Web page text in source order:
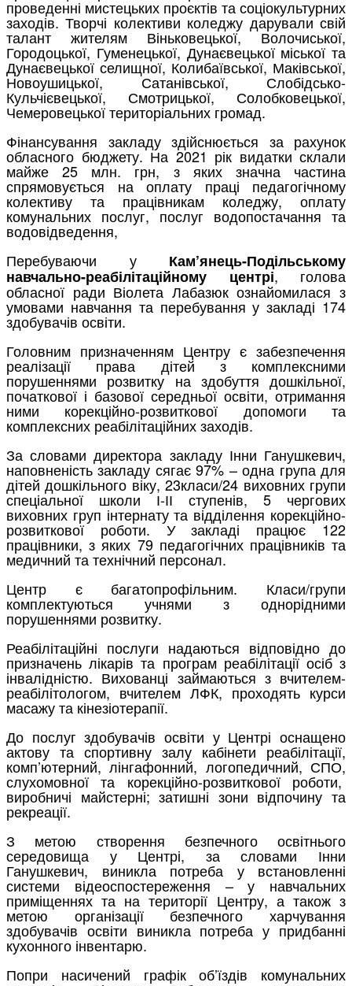
проведенні мистецьких проєктів та соціокультурних
заходів. Творчі колективи коледжу дарували свій
талант жителям Віньковецької, Волочиської,
Городоцької, Гуменецької, Дунаєвецької міської та
Дунаєвецької селищної, Колибаївської, Маківської,
Новоушицької, Сатанівської, Слобідсько-
Кульчієвецької, Смотрицької, Солобковецької,
Чемеровецької територіальних громад.
Фінансування закладу здійснюється за рахунок
обласного бюджету. На 2021 рік видатки склали
майже 25 млн. грн, з яких значна частина
спрямовується на оплату праці педагогічному
колективу та працівникам коледжу, оплату
комунальних послуг, послуг водопостачання та
водовідведення,
Перебуваючи у Кам’янець-Подільському
навчально-реабілітаційному центрі, голова
обласної ради Віолета Лабазюк ознайомилася з
умовами навчання та перебування у закладі 174
здобувачів освіти.
Головним призначенням Центру є забезпечення
реалізації права дітей з комплексними
порушеннями розвитку на здобуття дошкільної,
початкової і базової середньої освіти, отримання
ними корекційно-розвиткової допомоги та
комплексних реабілітаційних заходів.
За словами директора закладу Інни Ганушкевич,
наповненість закладу сягає 97% – одна група для
дітей дошкільного віку, 23класи/24 виховних групи
спеціальної школи І-ІІ ступенів, 5 чергових
виховних груп інтернату та відділення корекційно-
розвиткової роботи. У закладі працює 122
працівники, з яких 79 педагогічних працівників та
медичний та технічний персонал.
Центр є багатопрофільним. Класи/групи
комплектуються учнями з однорідними
порушеннями розвитку.
Реабілітаційні послуги надаються відповідно до
призначень лікарів та програм реабілітації осіб з
інвалідністю. Вихованці займаються з вчителем-
реабілітологом, вчителем ЛФК, проходять курси
масажу та кінезіотерапії.
До послуг здобувачів освіти у Центрі оснащено
актову та спортивну залу кабінети реабілітації,
комп’ютерний, лінгафонний, логопедичний, СПО,
слухомовної та корекційно-розвиткової роботи,
виробничі майстерні; затишні зони відпочину та
рекреації.
З метою створення безпечного освітнього
середовища у Центрі, за словами Інни
Ганушкевич, виникла потреба у встановленні
системи відеоспостереження – у навчальних
приміщеннях та на території Центру, а також з
метою організації безпечного харчування
здобувачів освіти виникла потреба у придбанні
кухонного інвентарю.
Попри насичений графік об’їздів комунальних